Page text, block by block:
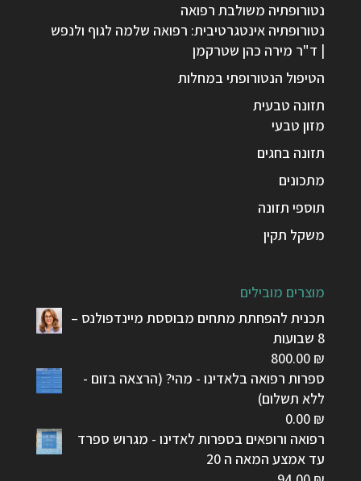
נטורופתיה משולבת רפואה
נטורופתיה אינטגרטיבית: רפואה שלמה לגוף ולנפש
| ד"ר מירה כהן שטרקמן
הטיפול הנטורופתי במחלות
תזונה טבעית
מזון טבעי
תזונה בחגים
מתכונים
תוספי תזונה
משקל תקין
מוצרים מובילים
תכנית להפחתת מתחים מבוססת מיינדפולנס –
8 שבועות
800.00 ₪
ספרות רפואה בלאדינו - מהי? (הרצאה בזום -
ללא תשלום)
0.00 ₪
רפואה ורופאים בספרות לאדינו - מגרוש ספרד
עד אמצע המאה ה 20